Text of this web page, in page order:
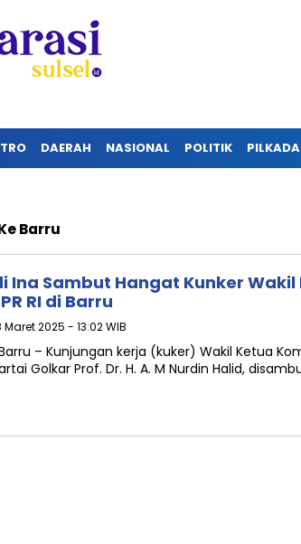
DAERAH NASIONAL POLITIK PILKADA
Barru
Ina Sambut Hangat Kunker Wakil
RI di Barru
2025 - 13:02 WIB
– Kunjungan kerja (kuker) Wakil Ketua
Golkar Prof. Dr. H. A. M Nurdin Halid,